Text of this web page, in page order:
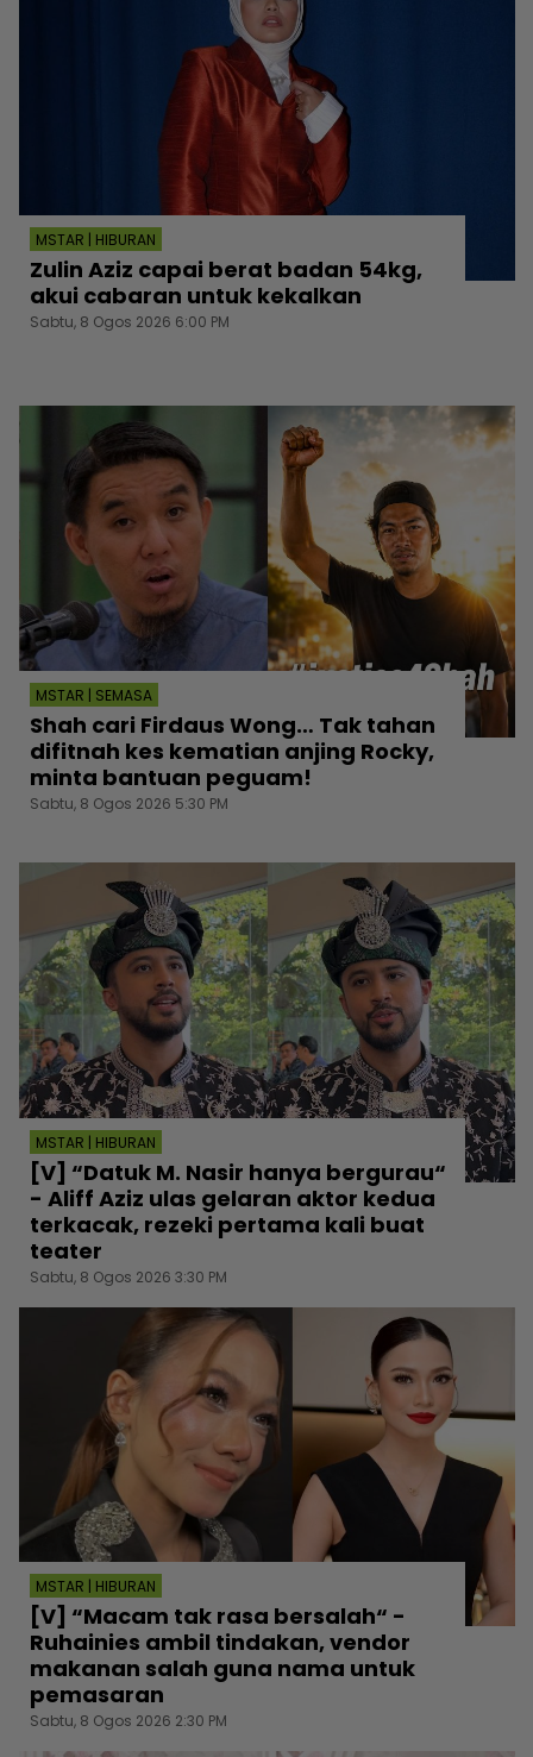
MSTAR | HIBURAN
Zulin Aziz capai berat badan 54kg,
akui cabaran untuk kekalkan
Sabtu, 8 Ogos 2026 6:00 PM
MSTAR | SEMASA
Shah cari Firdaus Wong… Tak tahan
difitnah kes kematian anjing Rocky,
minta bantuan peguam!
Sabtu, 8 Ogos 2026 5:30 PM
MSTAR | HIBURAN
[V] “Datuk M. Nasir hanya bergurau“
- Aliff Aziz ulas gelaran aktor kedua
terkacak, rezeki pertama kali buat
teater
Sabtu, 8 Ogos 2026 3:30 PM
MSTAR | HIBURAN
[V] “Macam tak rasa bersalah“ -
Ruhainies ambil tindakan, vendor
makanan salah guna nama untuk
pemasaran
Sabtu, 8 Ogos 2026 2:30 PM